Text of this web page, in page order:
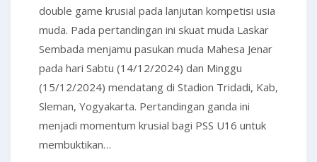
double game krusial pada lanjutan kompetisi usia
muda. Pada pertandingan ini skuat muda Laskar
Sembada menjamu pasukan muda Mahesa Jenar
pada hari Sabtu (14/12/2024) dan Minggu
(15/12/2024) mendatang di Stadion Tridadi, Kab,
Sleman, Yogyakarta. Pertandingan ganda ini
menjadi momentum krusial bagi PSS U16 untuk
membuktikan…